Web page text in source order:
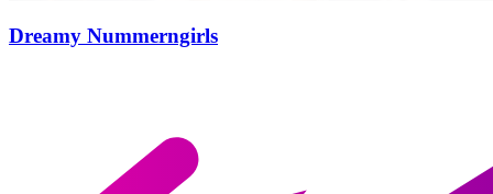
Dreamy Nummerngirls